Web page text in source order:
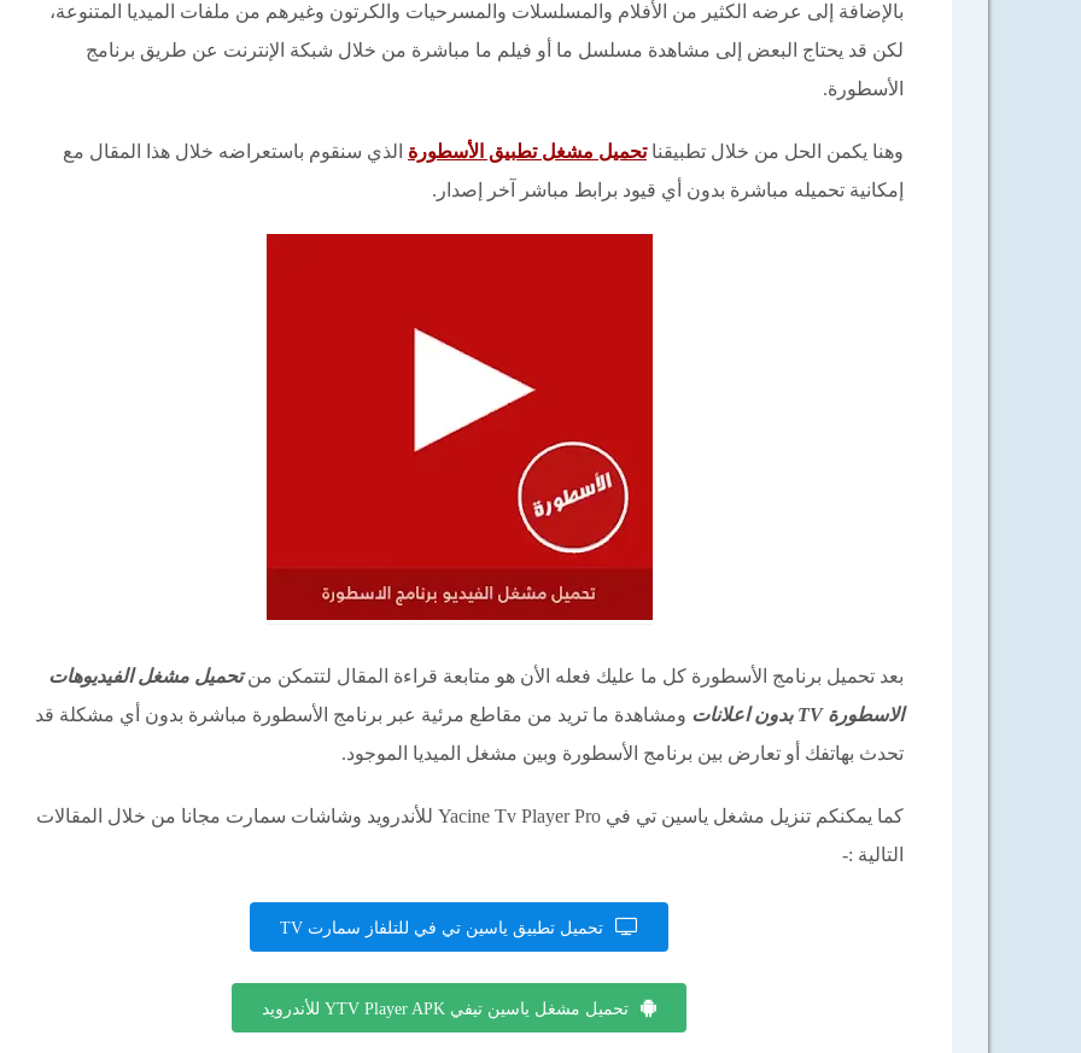
بالإضافة إلى عرضه الكثير من الأفلام والمسلسلات والمسرحيات والكرتون وغيرهم من ملفات الميديا المتنوعة،
لكن قد يحتاج البعض إلى مشاهدة مسلسل ما أو فيلم ما مباشرة من خلال شبكة الإنترنت عن طريق برنامج
الأسطورة.
وهنا يكمن الحل من خلال تطبيقنا تحميل مشغل تطبيق الأسطورة الذي سنقوم باستعراضه خلال هذا المقال مع
إمكانية تحميله مباشرة بدون أي قيود برابط مباشر آخر إصدار.
بعد تحميل برنامج الأسطورة كل ما عليك فعله الأن هو متابعة قراءة المقال لتتمكن منتحميل مشغل الفيديوهات
الاسطورة TV بدون اعلانات
ومشاهدة ما تريد من مقاطع مرئية عبر برنامج الأسطورة مباشرة بدون أي مشكلة قد
تحدث بهاتفك أو تعارض بين برنامج الأسطورة وبين مشغل الميديا الموجود.
كما يمكنكم تنزيل مشغل ياسين تي في Yacine Tv Player Pro للأندرويد وشاشات سمارت مجانا من خلال المقالات
التالية :-
تحميل تطبيق ياسين تي في للتلفاز سمارت TV
تحميل مشغل ياسين تيفي YTV Player APK للأندرويد